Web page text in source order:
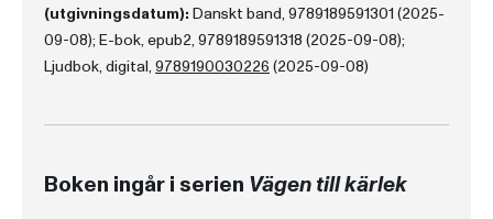
(utgivningsdatum): Danskt band, 9789189591301 (2025-
09-08); E-bok, epub2, 9789189591318 (2025-09-08);
Ljudbok, digital, 9789190030226 (2025-09-08)
Boken ingår i serien Vägen till kärlek